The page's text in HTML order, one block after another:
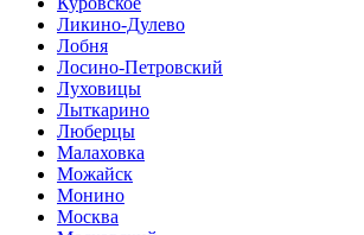
Ликино-Дулево
Лобня
Лосино-Петровский
Луховицы
Лыткарино
Люберцы
Малаховка
Можайск
Монино
Москва